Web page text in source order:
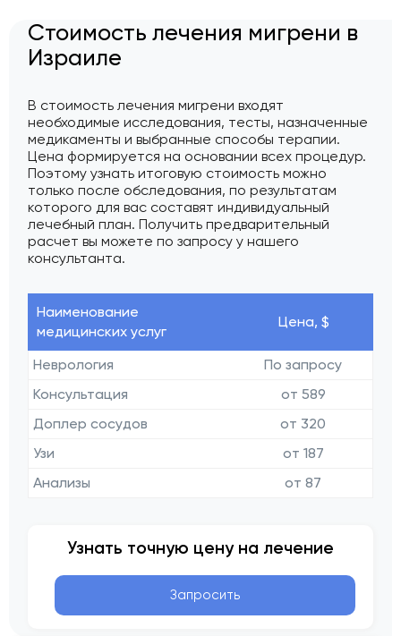
Стоимость лечения мигрени в
Израиле
В стоимость лечения мигрени входят
необходимые исследования, тесты, назначенные
медикаменты и выбранные способы терапии.
Цена формируется на основании всех процедур.
Поэтому узнать итоговую стоимость можно
только после обследования, по результатам
которого для вас составят индивидуальный
лечебный план. Получить предварительный
расчет вы можете по запросу у нашего
консультанта.
Наименование
медицинских услуг
Цена, $
Неврология
По запросу
Консультация
от 589
Доплер сосудов
от 320
Узи
от 187
Анализы
от 87
Узнать точную цену на лечение
Запросить